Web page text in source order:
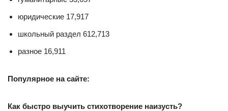
юридические 17,917
школьный раздел 612,713
разное 16,911
Популярное на сайте:
Как быстро выучить стихотворение наизусть?